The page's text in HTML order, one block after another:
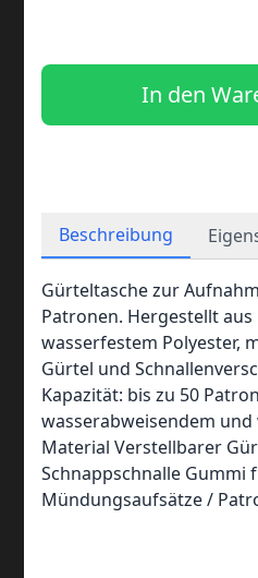
In den
Beschreibung
Gürteltasche zur
Patronen. Hergestellt
wasserfestem Polyester,
Gürtel und
Kapazität: bis zu 50
wasserabweisendem
Material Verstellbarer
Schnappschnalle Gummi
Mündungsaufsätze /